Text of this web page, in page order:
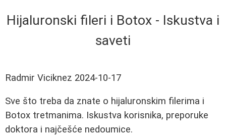
Hijaluronski fileri i Botox - Iskustva i
saveti
Radmir Viciknez 2024-10-17
Sve što treba da znate o hijaluronskim filerima i
Botox tretmanima. Iskustva korisnika, preporuke
doktora i najčešće nedoumice.